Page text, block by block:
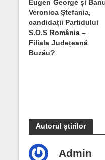
Eugen George și
Veronica Ștefania,
candidații Partidului
S.O.S România –
Filiala Județeană
Buzău?
Autorul știrilor
Admin